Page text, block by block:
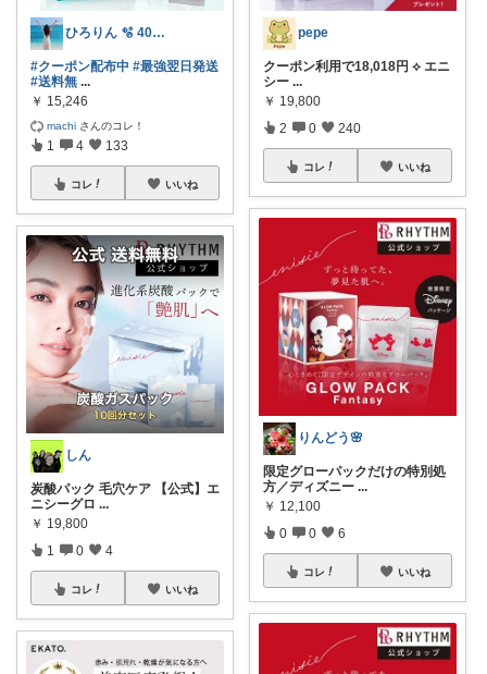
ひろりん 🫧 40代美容とファッション
#クーポン配布中 #最強翌日発送
#送料無 ...
￥ 15,246
machi さんのコレ！
1 4 133
コレ いいね
しん
炭酸パック 毛穴ケア 【公式】エ
ニシーグロ ...
￥ 19,800
1 0 4
コレ いいね
pepe
クーポン利用で18,018円 ⟡ エニ
シー ...
￥ 19,800
2 0 240
コレ いいね
りんどう🌸
限定グローパックだけの特別処
方／ディズニー ...
￥ 12,100
0 0 6
コレ いいね